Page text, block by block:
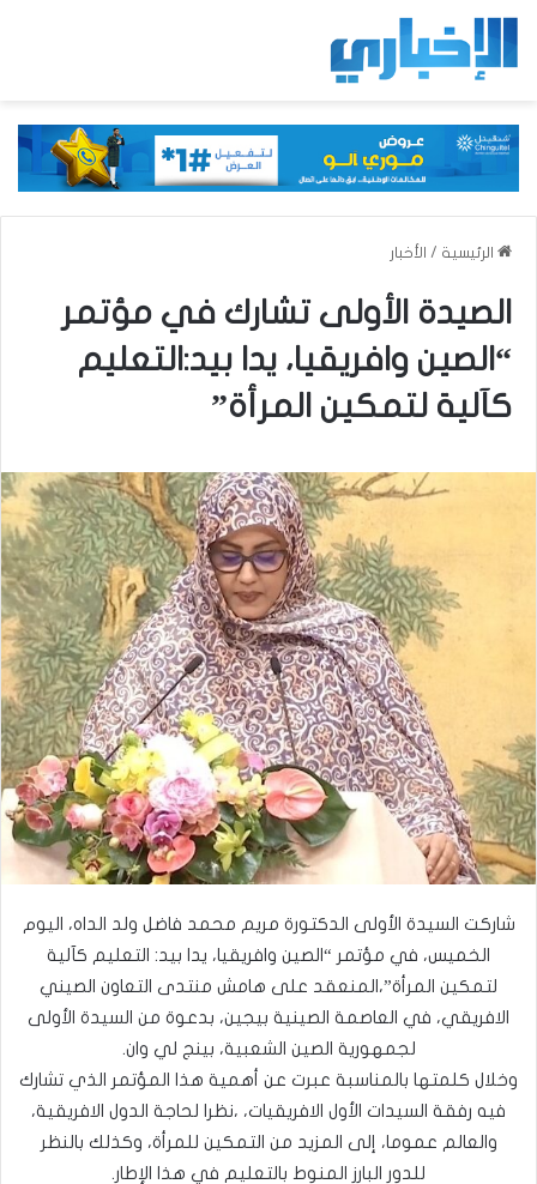
الرئيسية / الأخبار
الصيدة الأولى تشارك في مؤتمر
“الصين وافريقيا، يدا بيد:التعليم
كآلية لتمكين المرأة”
شاركت السيدة الأولى الدكتورة مريم محمد فاضل ولد الداه، اليوم
الخميس، في مؤتمر “الصين وافريقيا، يدا بيد: التعليم كآلية
لتمكين المرأة”،المنعقد على هامش منتدى التعاون الصيني
الافريقي، في العاصمة الصينية بيجين، بدعوة من السيدة الأولى
لجمهورية الصين الشعبية، بينج لي وان.
وخلال كلمتها بالمناسبة عبرت عن أهمية هذا المؤتمر الذي تشارك
فيه رفقة السيدات الأول الافريقيات، ،نظرا لحاجة الدول الافريقية،
والعالم عموما، إلى المزيد من التمكين للمرأة، وكذلك بالنظر
للدور البارز المنوط بالتعليم في هذا الإطار.